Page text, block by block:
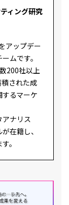
ィング研究
アップデー
ムです。
200社以上
された成
るマーケ
ナリス
在籍し、
。